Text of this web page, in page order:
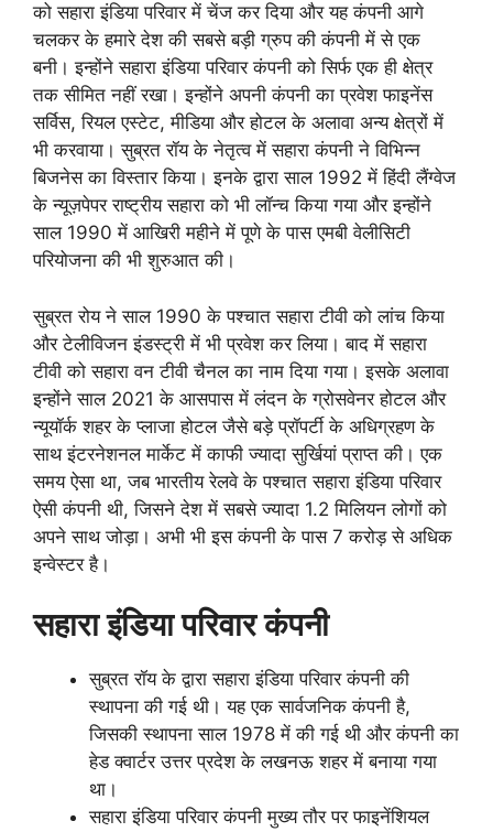
को सहारा इंडिया परिवार में चेंज कर दिया और यह कंपनी आगे
चलकर के हमारे देश की सबसे बड़ी ग्रुप की कंपनी में से एक
बनी। इन्होंने सहारा इंडिया परिवार कंपनी को सिर्फ एक ही क्षेत्र
तक सीमित नहीं रखा। इन्होंने अपनी कंपनी का प्रवेश फाइनेंस
सर्विस, रियल एस्टेट, मीडिया और होटल के अलावा अन्य क्षेत्रों में
भी करवाया। सुब्रत रॉय के नेतृत्व में सहारा कंपनी ने विभिन्न
बिजनेस का विस्तार किया। इनके द्वारा साल 1992 में हिंदी लैंग्वेज
के न्यूज़पेपर राष्ट्रीय सहारा को भी लॉन्च किया गया और इन्होंने
साल 1990 में आखिरी महीने में पूणे के पास एमबी वेलीसिटी
परियोजना की भी शुरुआत की।
सुब्रत रोय ने साल 1990 के पश्चात सहारा टीवी को लांच किया
और टेलीविजन इंडस्ट्री में भी प्रवेश कर लिया। बाद में सहारा
टीवी को सहारा वन टीवी चैनल का नाम दिया गया। इसके अलावा
इन्होंने साल 2021 के आसपास में लंदन के ग्रोसवेनर होटल और
न्यूयॉर्क शहर के प्लाजा होटल जैसे बड़े प्रॉपर्टी के अधिग्रहण के
साथ इंटरनेशनल मार्केट में काफी ज्यादा सुर्खियां प्राप्त की। एक
समय ऐसा था, जब भारतीय रेलवे के पश्चात सहारा इंडिया परिवार
ऐसी कंपनी थी, जिसने देश में सबसे ज्यादा 1.2 मिलियन लोगों को
अपने साथ जोड़ा। अभी भी इस कंपनी के पास 7 करोड़ से अधिक
इन्वेस्टर है।
सहारा इंडिया परिवार कंपनी
सुब्रत रॉय के द्वारा सहारा इंडिया परिवार कंपनी की
स्थापना की गई थी। यह एक सार्वजनिक कंपनी है,
जिसकी स्थापना साल 1978 में की गई थी और कंपनी का
हेड क्वार्टर उत्तर प्रदेश के लखनऊ शहर में बनाया गया
था।
सहारा इंडिया परिवार कंपनी मुख्य तौर पर फाइनेंशियल